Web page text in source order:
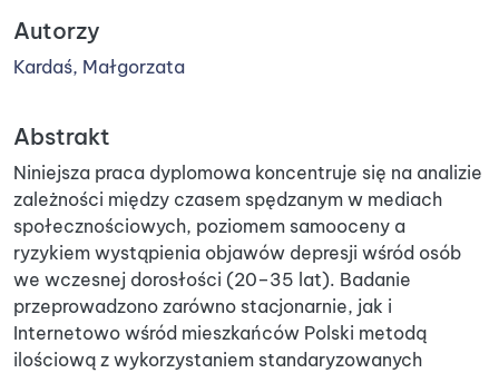
Autorzy
Kardaś, Małgorzata
Abstrakt
Niniejsza praca dyplomowa koncentruje się na analizie
zależności między czasem spędzanym w mediach
społecznościowych, poziomem samooceny a
ryzykiem wystąpienia objawów depresji wśród osób
we wczesnej dorosłości (20–35 lat). Badanie
przeprowadzono zarówno stacjonarnie, jak i
Internetowo wśród mieszkańców Polski metodą
ilościową z wykorzystaniem standaryzowanych